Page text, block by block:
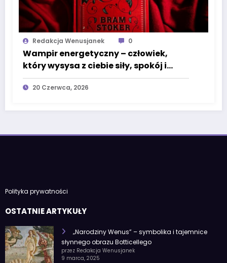
Redakcja Wenusjanek 0
Wampir energetyczny – człowiek,
który wysysa z ciebie siły, spokój i
życiową moc
20 Czerwca, 2026
Polityka prywatności
OSTATNIE ARTYKUŁY
„Narodziny Wenus” – symbolika i tajemnice
słynnego obrazu Botticellego
przez Redakcja Wenusjanek
9 marca, 2025